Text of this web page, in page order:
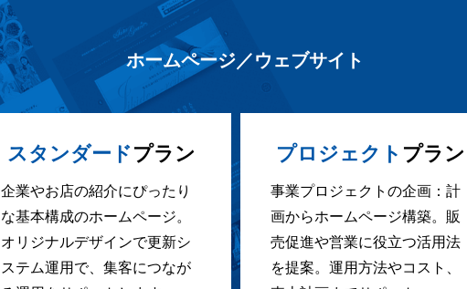
ホームページ／ウェブサイト
スタンダードプラン
企業やお店の紹介にぴったり
な基本構成のホームページ。
オリジナルデザインで更新シ
ステム運用で、集客につなが
プロジェクト プラン
事業プロジェクトの企画：計
画からホームページ構築。販
売促進や営業に役立つ活用法
を提案。運用方法やコスト、